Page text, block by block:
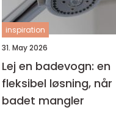
inspiration
31. May 2026
Lej en badevogn: en
fleksibel løsning, når
badet mangler